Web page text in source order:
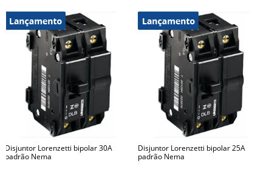
Disjuntor Lorenzetti bipolar 30A
padrão Nema
Disjuntor Lorenzetti bipolar 25A
padrão Nema